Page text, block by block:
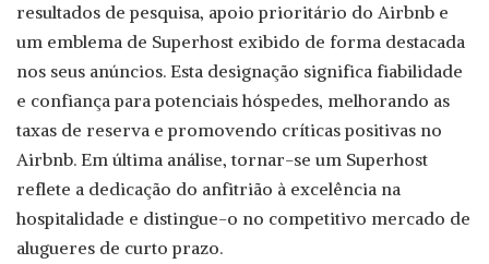
resultados de pesquisa, apoio prioritário do Airbnb e
um emblema de Superhost exibido de forma destacada
nos seus anúncios. Esta designação significa fiabilidade
e confiança para potenciais hóspedes, melhorando as
taxas de reserva e promovendo críticas positivas no
Airbnb. Em última análise, tornar-se um Superhost
reflete a dedicação do anfitrião à excelência na
hospitalidade e distingue-o no competitivo mercado de
alugueres de curto prazo.